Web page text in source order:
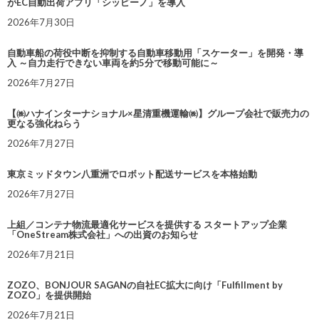
がEC自動出荷アプリ「シッピーノ」を導入
2026年7月30日
自動車船の荷役中断を抑制する自動車移動用「スケーター」を開発・導
入 ～自力走行できない車両を約5分で移動可能に～
2026年7月27日
【㈱ハナインターナショナル×星清重機運輸㈱】グループ会社で販売力の
更なる強化ねらう
2026年7月27日
東京ミッドタウン八重洲でロボット配送サービスを本格始動
2026年7月27日
上組／コンテナ物流最適化サービスを提供する スタートアップ企業
「OneStream株式会社」への出資のお知らせ
2026年7月21日
ZOZO、BONJOUR SAGANの自社EC拡大に向け「Fulfillment by
ZOZO」を提供開始
2026年7月21日